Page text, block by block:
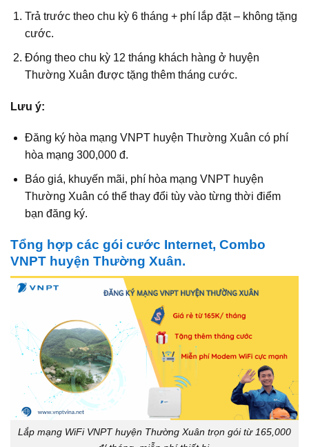
Trả trước theo chu kỳ 6 tháng + phí lắp đặt – không tặng
cước.
Đóng theo chu kỳ 12 tháng khách hàng ở huyện
Thường Xuân được tặng thêm tháng cước.
Lưu ý:
Đăng ký hòa mạng VNPT huyện Thường Xuân có phí
hòa mạng 300,000 đ.
Báo giá, khuyến mãi, phí hòa mạng VNPT huyện
Thường Xuân có thể thay đổi tùy vào từng thời điểm
bạn đăng ký.
Tổng hợp các gói cước Internet, Combo
VNPT huyện Thường Xuân.
Lắp mạng WiFi VNPT huyện Thường Xuân trọn gói từ 165,000